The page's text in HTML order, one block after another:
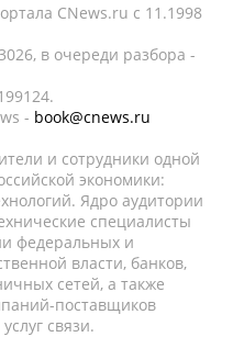
CNews.ru c 11.1998
в очереди разбора -
- book@cnews.ru
и сотрудники одной
экономики:
Ядро аудитории
специалисты
федеральных и
власти, банков,
сетей, а также
поставщиков
связи.